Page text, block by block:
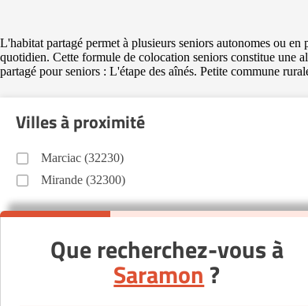
L'habitat partagé permet à plusieurs seniors autonomes ou
quotidien. Cette formule de colocation seniors constitue une
partagé pour seniors : L'étape des aînés. Petite commune
Villes à proximité
Marciac (32230)
Mirande (32300)
Que recherchez-vous à
Saramon ?